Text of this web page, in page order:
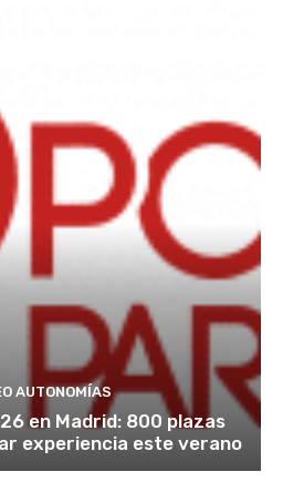
AUTONOMÍAS
en Madrid: 800 plazas
experiencia este verano